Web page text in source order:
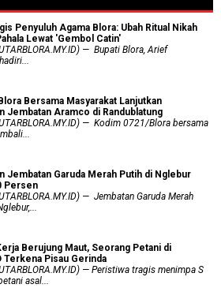
Penyuluh Agama Blora: Ubah Ritual Nikah
Lewat 'Gembol Catin'
— Bupati Blora, Arief
Bersama Masyarakat Lanjutkan
Jembatan Aramco di Randublatung
— Kodim 0721/Blora bersama
Jembatan Garuda Merah Putih di Nglebur
Persen
— Jembatan Garuda Merah
Berujung Maut, Seorang Petani di
Terkena Pisau Gerinda
— Peristiwa tragis menimpa S
asal...